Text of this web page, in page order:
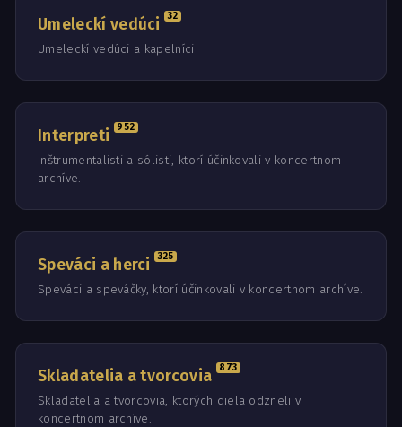
Umeleckí vedúci 32
Umeleckí vedúci a kapelníci
Interpreti 952
Inštrumentalisti a sólisti, ktorí účinkovali v koncertnom
archíve.
Speváci a herci 325
Speváci a speváčky, ktorí účinkovali v koncertnom archíve.
Skladatelia a tvorcovia 873
Skladatelia a tvorcovia, ktorých diela odzneli v
koncertnom archíve.